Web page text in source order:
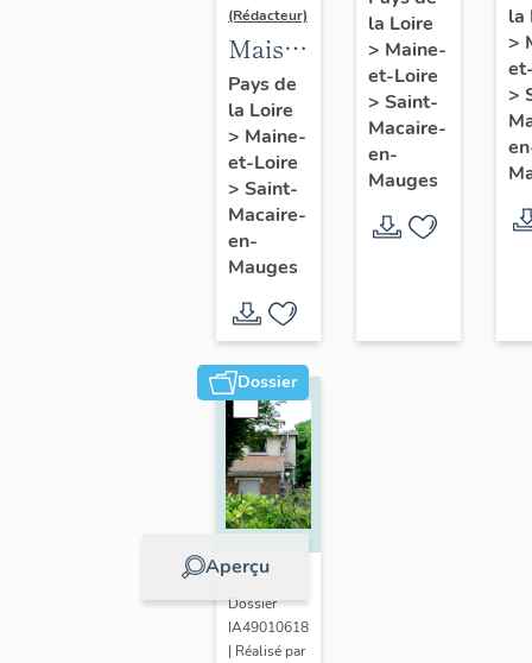
(Rédacteur)
Maison
de
l'industriel
Louis
Pasquier,
2 rue
Pasteur,
Saint-
Macaire-
en-
Mauges
Pays de
la Loire
> Maine-
et-Loire
> Saint-
Macaire-
en-
Mauges
l'industriel
Jean
Pasquier,
9 rue
Jeanne-
d'Arc,
Saint-
la Loire
> Maine-
et-Loire
> Saint-
Macaire-
en-
Mauges
la
>
>
Dossier
Aperçu
Dossier
IA49010618
| Réalisé par